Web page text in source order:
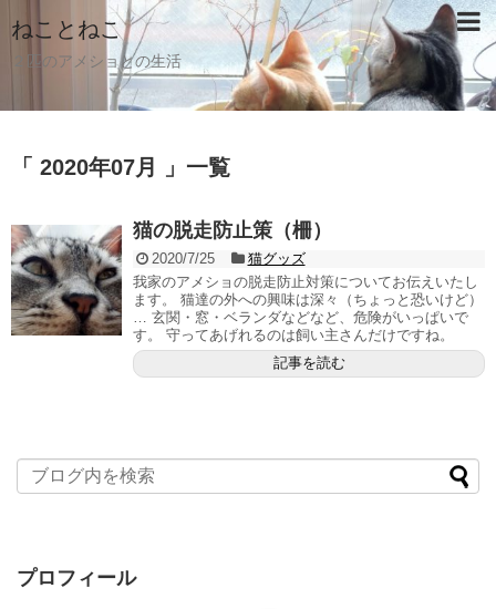
ねことねこ
２匹のアメショとの生活
「 2020年07月 」一覧
猫の脱走防止策（柵）
2020/7/25
猫グッズ
我家のアメショの脱走防止対策についてお伝えいたし
ます。 猫達の外への興味は深々（ちょっと恐いけど）
… 玄関・窓・ベランダなどなど、危険がいっぱいで
す。 守ってあげれるのは飼い主さんだけですね。
記事を読む
プロフィール